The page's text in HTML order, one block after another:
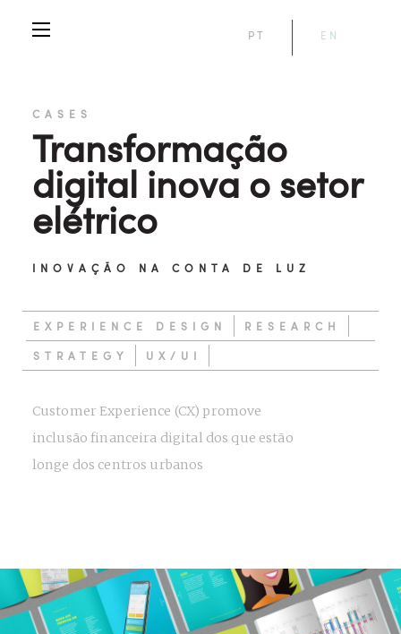
PT EN
CASES
Transformação
digital inova o setor
elétrico
INOVAÇÃO NA CONTA DE LUZ
EXPERIENCE DESIGN RESEARCH
STRATEGY UX/UI
Customer Experience (CX) promove
inclusão financeira digital dos que estão
longe dos centros urbanos